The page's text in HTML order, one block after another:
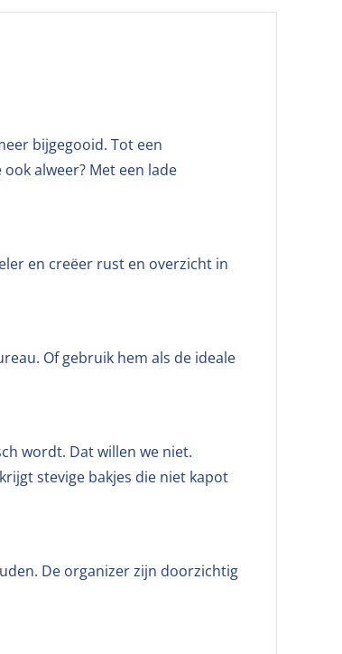
bijgegooid. Tot een
alweer? Met een lade
en creëer rust en overzicht in
Of gebruik hem als de ideale
wordt. Dat willen we niet.
stevige bakjes die niet kapot
De organizer zijn doorzichtig